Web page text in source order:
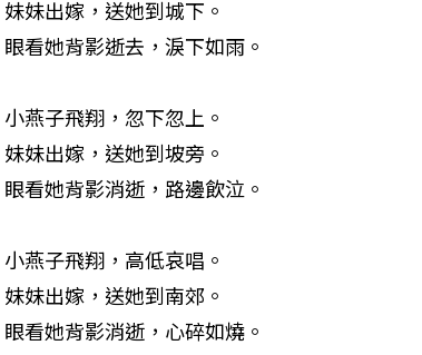
妹妹出嫁，送她到城下。
眼看她背影逝去，淚下如雨。
小燕子飛翔，忽下忽上。
妹妹出嫁，送她到坡旁。
眼看她背影消逝，路邊飲泣。
小燕子飛翔，高低哀唱。
妹妹出嫁，送她到南郊。
眼看她背影消逝，心碎如燒。